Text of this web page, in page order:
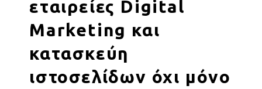
εταιρείες Digital
Marketing και
κατασκεύη
ιστοσελίδων όχι μόνο